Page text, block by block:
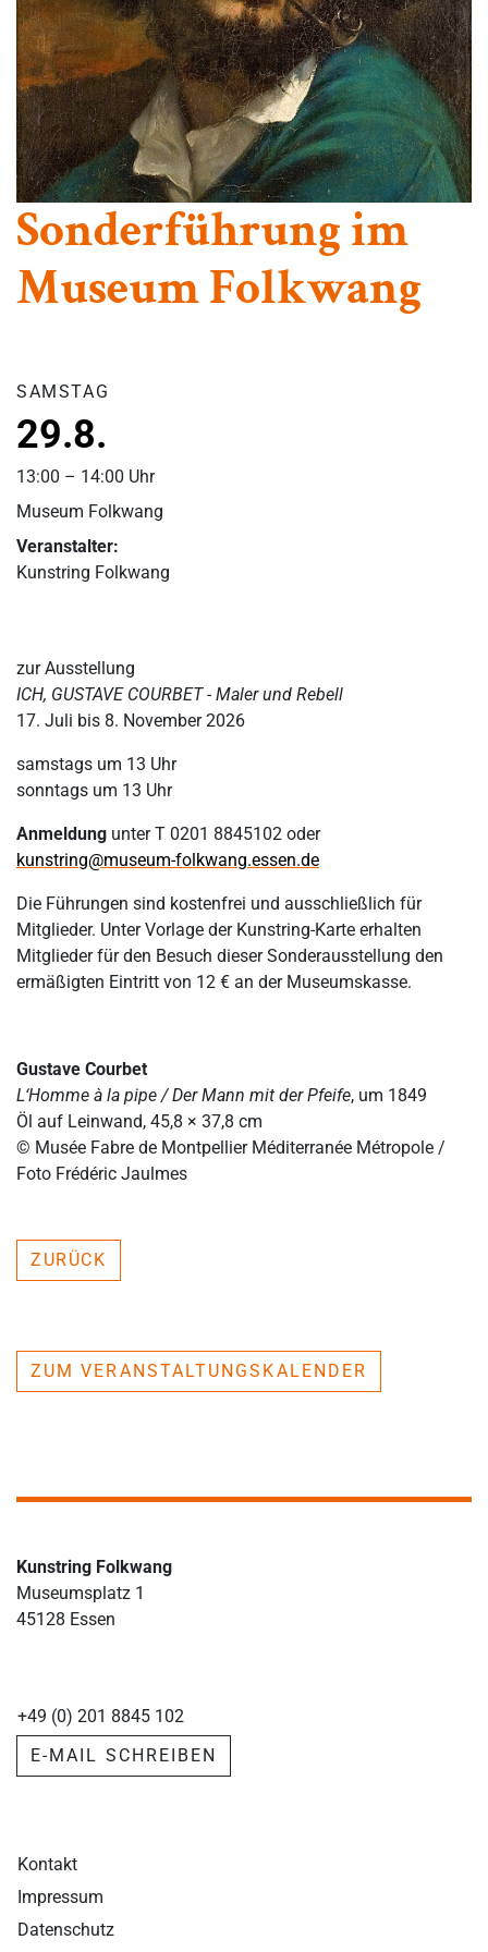
Sonderführung im
Museum Folkwang
SAMSTAG
29.8.
13:00 – 14:00 Uhr
Museum Folkwang
Veranstalter:
Kunstring Folkwang
zur Ausstellung
ICH, GUSTAVE COURBET - Maler und Rebell
17. Juli bis 8. November 2026
samstags um 13 Uhr
sonntags um 13 Uhr
Anmeldung unter T 0201 8845102 oder
kunstring@museum-folkwang.essen.de
Die Führungen sind kostenfrei und ausschließlich für
Mitglieder. Unter Vorlage der Kunstring-Karte erhalten
Mitglieder für den Besuch dieser Sonderausstellung den
ermäßigten Eintritt von 12 € an der Museumskasse.
Gustave Courbet
L‘Homme à la pipe / Der Mann mit der Pfeife, um 1849
Öl auf Leinwand, 45,8 × 37,8 cm
© Musée Fabre de Montpellier Méditerranée Métropole /
Foto Frédéric Jaulmes
ZURÜCK
ZUM VERANSTALTUNGSKALENDER
Kunstring Folkwang
Museumsplatz 1
45128 Essen
+49 (0) 201 8845 102
E-MAIL SCHREIBEN
Kontakt
Impressum
Datenschutz